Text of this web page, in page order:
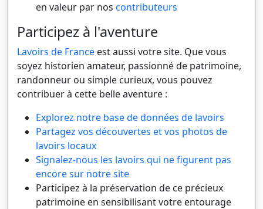
en valeur par nos contributeurs
Participez à l'aventure
Lavoirs de France est aussi votre site. Que vous
soyez historien amateur, passionné de patrimoine,
randonneur ou simple curieux, vous pouvez
contribuer à cette belle aventure :
Explorez notre base de données de lavoirs
Partagez vos découvertes et vos photos de
lavoirs locaux
Signalez-nous les lavoirs qui ne figurent pas
encore sur notre site
Participez à la préservation de ce précieux
patrimoine en sensibilisant votre entourage